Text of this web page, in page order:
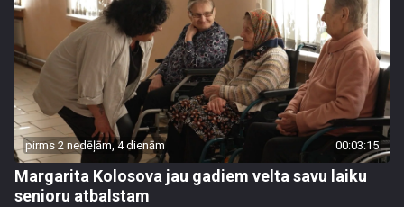
pirms 2 nedēļām, 4 dienām 00:03:15
Margarita Kolosova jau gadiem velta savu laiku
senioru atbalstam